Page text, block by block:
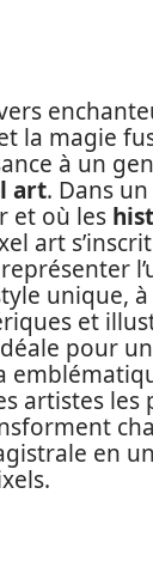
la magie
à un
art. Dans
et où les
art
unique,
et
pour
artistes les
en